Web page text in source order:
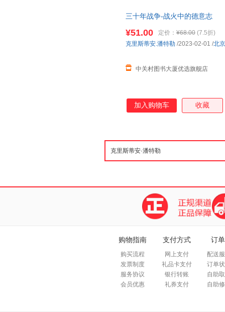
三十年战争-战火中的德意志
¥51.00 定价： ¥68.00 (7.5折)
中关村图书大厦优选旗舰店
克里斯蒂安.潘特勒 /2023-02-01 /北
加入购物车 收藏
购物指南
购买流程
发票制度
服务协议
会员优惠
支付方式
网上支付
礼品卡支付
银行转账
礼券支付
订
配送
订单
自助
自助